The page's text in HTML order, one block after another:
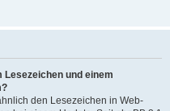
und einem
den Lesezeichen in Web-